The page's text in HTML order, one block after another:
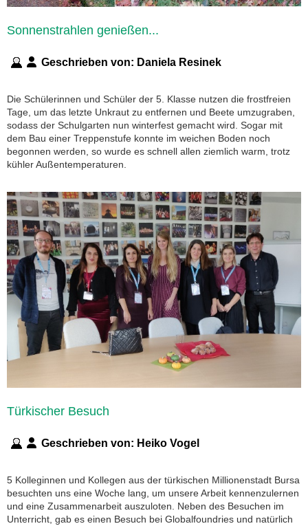
Sonnenstrahlen genießen...
Geschrieben von: Daniela Resinek
Die Schülerinnen und Schüler der 5. Klasse nutzen die frostfreien
Tage, um das letzte Unkraut zu entfernen und Beete umzugraben,
sodass der Schulgarten nun winterfest gemacht wird. Sogar mit
dem Bau einer Treppenstufe konnte im weichen Boden noch
begonnen werden, so wurde es schnell allen ziemlich warm, trotz
kühler Außentemperaturen.
Türkischer Besuch
Geschrieben von: Heiko Vogel
5 Kolleginnen und Kollegen aus der türkischen Millionenstadt Bursa
besuchten uns eine Woche lang, um unsere Arbeit kennenzulernen
und eine Zusammenarbeit auszuloten. Neben des Besuchen im
Unterricht, gab es einen Besuch bei Globalfoundries und natürlich